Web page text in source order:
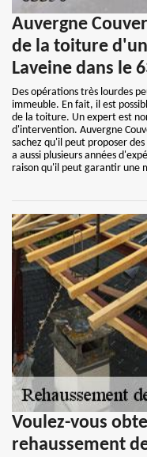
Auvergne
de la toiture
Laveine dans le
Des opérations très lourdes
immeuble. En fait, il est
de la toiture. Un expert est
d'intervention. Auvergne
sachez qu'il peut proposer
a aussi plusieurs années
raison qu'il peut garantir une
Voulez-vous
rehaussement